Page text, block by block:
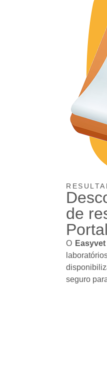
de
O Easyvet
seguro